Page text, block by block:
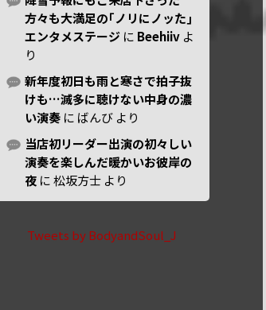
方々も大満足の｢ノリにノッた｣
エンタメステージ に Beehiiv よ
り
新年度初日も雨と寒さで拍子抜
けも…滅多に聴けない中身の濃
い演奏 に ばんび より
当店初リーダー出演の初々しい
演奏を楽しんだ暖かいお彼岸の
夜 に松坂方士 より
Tweets by BodyandSoul_J